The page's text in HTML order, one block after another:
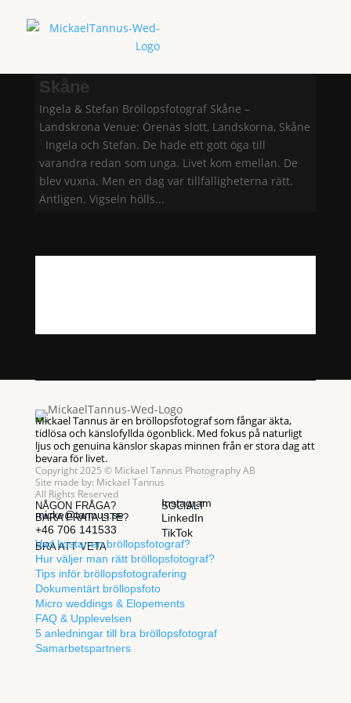
Skåne
Ingela & Stefan Bröllopsfotograf Skåne –
Landskrona Venue: Örenäs slott, Landskorna, Skåne
Ingela och Stefan. De hade ett gott öga till
varandra redan som unga. Livet kom emellan. De
blev vuxna. Men en dag var tillfälligheterna rätt.
Äntligen. Vigseln hölls...
Mickael Tannus är en bröllopsfotograf som fångar äkta,
tidlösa och känslofyllda ögonblick. Med fokus på naturligt
ljus och genuina känslor skapas minnen från er stora dag att
bevara för livet.
Copyright 2025 © Mickael Tannus Photography AB
Site made by: Mickael Tannus
All Rights Reserved
NÅGON FRÅGA?
BARA PRATA LITE?
micke@tannus.se
+46 706 141533
SOCIALT
Instagram
LinkedIn
TikTok
BRA ATT VETA
Vad kostar en bröllopsfotograf?
Hur väljer man rätt bröllopsfotograf?
Tips inför bröllopsfotografering
Dokumentärt bröllopsfoto
Micro weddings & Elopements
FAQ & Upplevelsen
5 anledningar till bra bröllopsfotograf
Samarbetspartners